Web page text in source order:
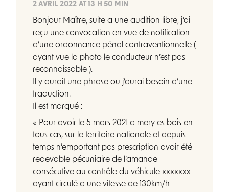
2 AVRIL 2022 AT 13 H 50 MIN
Bonjour Maître, suite a une audition libre, j’ai
reçu une convocation en vue de notification
d’une ordonnance pénal contraventionnelle (
ayant vue la photo le conducteur n’est pas
reconnaissable ).
Il y aurait une phrase ou j’aurai besoin d’une
traduction.
Il est marqué :
« Pour avoir le 5 mars 2021 a mery es bois en
tous cas, sur le territoire nationale et depuis
temps n’emportant pas prescription avoir été
redevable pécuniaire de l’amande
consécutive au contrôle du véhicule xxxxxxx
ayant circulé a une vitesse de 130km/h